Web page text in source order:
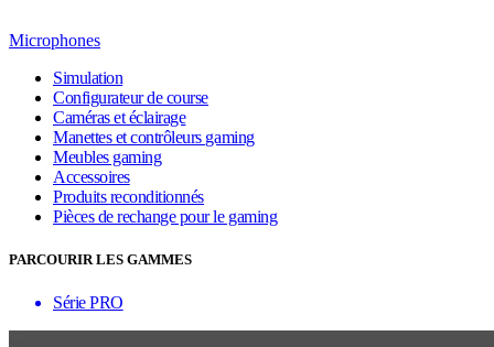
Microphones
Simulation
Configurateur de course
Caméras et éclairage
Manettes et contrôleurs gaming
Meubles gaming
Accessoires
Produits reconditionnés
Pièces de rechange pour le gaming
PARCOURIR LES GAMMES
Série PRO